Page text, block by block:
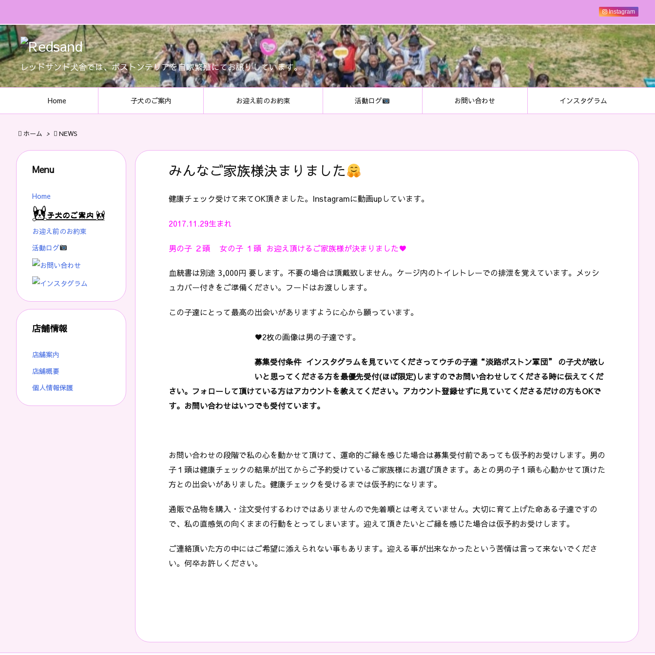
レッドサンド犬舎では、ボストンテリアを自家繁殖にてお譲りしています。
Home 子犬のご案内 お迎え前のお約束 活動ログ お問い合わせ インスタグラム
Instagram
 ホーム >  NEWS
みんなご家族様決まりました
健康チェック受けて来てOK頂きました。Instagramに動画upしています。
2017.11.29生まれ
男の子 ２頭 女の子 １頭 お迎え頂けるご家族様が決まりました♥️
血統書は別途 3,000円 要します。不要の場合は頂戴致しません。ケージ内のトイレトレーでの排泄を覚えています。メッシ
ュカバー付きをご準備ください。フードはお渡しします。
この子達にとって最高の出会いがありますように心から願っています。
♥️2枚の画像は男の子達です。
募集受付条件 インスタグラムを見ていてくださってウチの子達“淡路ボストン軍団” の子犬が欲し
いと思ってくださる方を最優先受付(ほぼ限定)しますのでお問い合わせしてくださる時に伝えてくだ
さい。フォローして頂けている方はアカウントを教えてください。アカウント登録せずに見ていてくださるだけの方もOKで
す。お問い合わせはいつでも受付ています。
お問い合わせの段階で私の心を動かせて頂けて、運命的ご縁を感じた場合は募集受付前であっても仮予約お受けします。男の
子１頭は健康チェックの結果が出てからご予約受けているご家族様にお選び頂きます。あとの男の子１頭も心動かせて頂けた
方との出会いがありました。健康チェックを受けるまでは仮予約になります。
通販で品物を購入・注文受付するわけではありませんので先着順とは考えていません。大切に育て上げた命ある子達ですの
で、私の直感気の向くままの行動をとってしまいます。迎えて頂きたいとご縁を感じた場合は仮予約お受けします。
ご連絡頂いた方の中にはご希望に添えられない事もあります。迎える事が出来なかったという苦情は言って来ないでくださ
い。何卒お許しください。
Menu
Home
お迎え前のお約束
活動ログ
店舗情報
店舗案内
店舗概要
個人情報保護